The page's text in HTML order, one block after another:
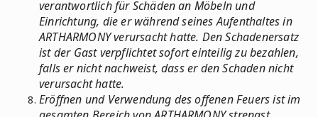
verantwortlich für Schäden an Möbeln und
Einrichtung, die er während seines Aufenthaltes in
ARTHARMONY verursacht hatte. Den Schadenersatz
ist der Gast verpflichtet sofort einteilig zu bezahlen,
falls er nicht nachweist, dass er den Schaden nicht
verursacht hatte.
Eröffnen und Verwendung des offenen Feuers ist im